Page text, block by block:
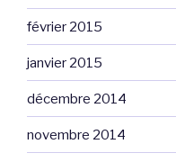
février 2015
janvier 2015
décembre 2014
novembre 2014